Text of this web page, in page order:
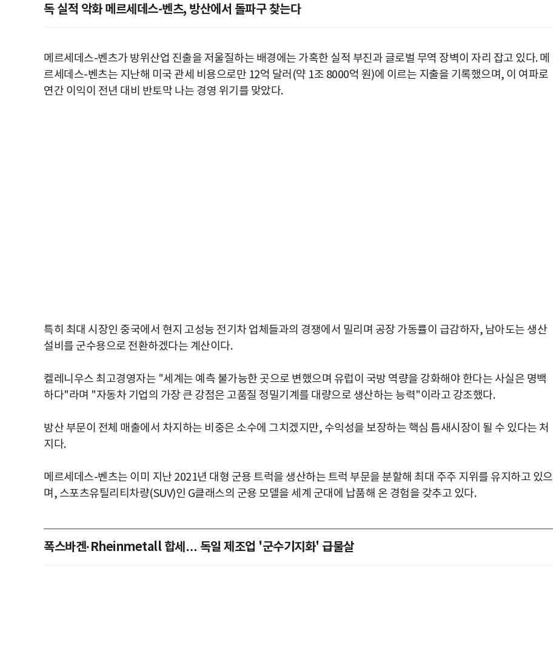
독 실적 악화 메르세데스-벤츠, 방산에서 돌파구 찾는다
메르세데스-벤츠가 방위산업 진출을 저울질하는 배경에는 가혹한 실적 부진과 글로벌 무역 장벽이 자리 잡고 있다. 메
르세데스-벤츠는 지난해 미국 관세 비용으로만 12억 달러(약 1조 8000억 원)에 이르는 지출을 기록했으며, 이 여파로
연간 이익이 전년 대비 반토막 나는 경영 위기를 맞았다.
특히 최대 시장인 중국에서 현지 고성능 전기차 업체들과의 경쟁에서 밀리며 공장 가동률이 급감하자, 남아도는 생산
설비를 군수용으로 전환하겠다는 계산이다.
켈레니우스 최고경영자는 "세계는 예측 불가능한 곳으로 변했으며 유럽이 국방 역량을 강화해야 한다는 사실은 명백
하다"라며 "자동차 기업의 가장 큰 강점은 고품질 정밀기계를 대량으로 생산하는 능력"이라고 강조했다.
방산 부문이 전체 매출에서 차지하는 비중은 소수에 그치겠지만, 수익성을 보장하는 핵심 틈새시장이 될 수 있다는 처
지다.
메르세데스-벤츠는 이미 지난 2021년 대형 군용 트럭을 생산하는 트럭 부문을 분할해 최대 주주 지위를 유지하고 있으
며, 스포츠유틸리티차량(SUV)인 G클래스의 군용 모델을 세계 군대에 납품해 온 경험을 갖추고 있다.
폭스바겐·Rheinmetall 합세… 독일 제조업 '군수기지화' 급물살